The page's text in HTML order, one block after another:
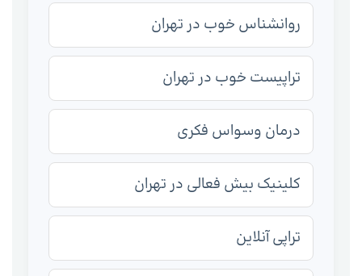
روانشناس خوب در تهران
تراپیست خوب در تهران
درمان وسواس فکری
کلینیک بیش فعالی در تهران
تراپی آنلاین